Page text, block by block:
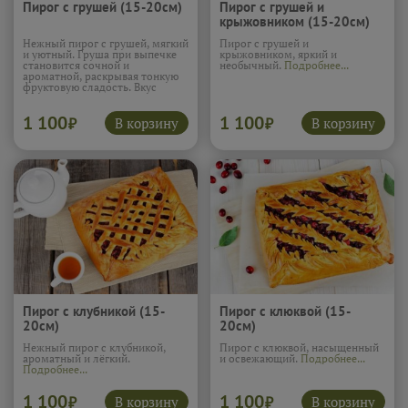
Пирог с грушей (15-20см)
Нежный пирог с грушей, мягкий
и уютный. Груша при выпечке
становится сочной и
ароматной, раскрывая тонкую
фруктовую сладость. Вкус
получается нежным и
спокойным, очень тёплым и
домашним. Этот пирог словно
создан для тихого чаепития и
1 100₽ В корзину
Пирог с грушей и
крыжовником (15-20см)
Пирог с грушей и
крыжовником, яркий и
необычный. Подробнее...
1 100₽ В корзину
Пирог с клубникой (15-
20см)
Нежный пирог с клубникой,
ароматный и лёгкий.
Подробнее...
1 100₽ В корзину
Пирог с клюквой (15-
20см)
Пирог с клюквой, насыщенный
и освежающий. Подробнее...
1 100₽ В корзину